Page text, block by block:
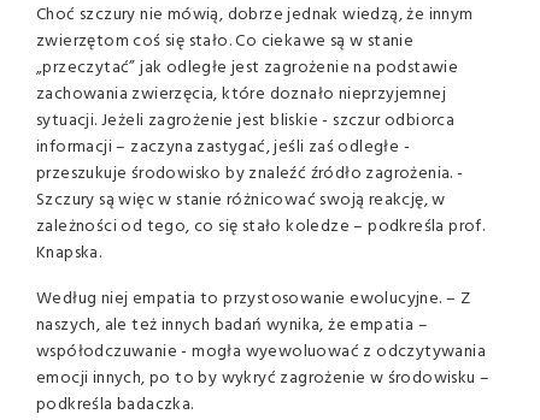
Choć szczury nie mówią, dobrze jednak wiedzą, że innym
zwierzętom coś się stało. Co ciekawe są w stanie
„przeczytać” jak odległe jest zagrożenie na podstawie
zachowania zwierzęcia, które doznało nieprzyjemnej
sytuacji. Jeżeli zagrożenie jest bliskie - szczur odbiorca
informacji – zaczyna zastygać, jeśli zaś odległe -
przeszukuje środowisko by znaleźć źródło zagrożenia. -
Szczury są więc w stanie różnicować swoją reakcję, w
zależności od tego, co się stało koledze – podkreśla prof.
Knapska.
Według niej empatia to przystosowanie ewolucyjne. – Z
naszych, ale też innych badań wynika, że empatia –
współodczuwanie - mogła wyewoluować z odczytywania
emocji innych, po to by wykryć zagrożenie w środowisku –
podkreśla badaczka.